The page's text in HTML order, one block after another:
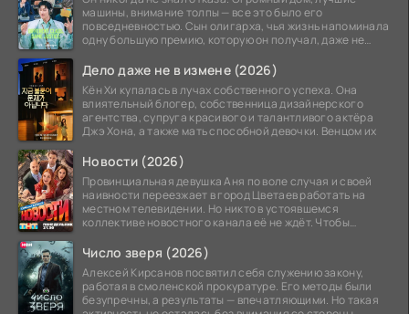
машины, внимание толпы — все это было его
повседневностью. Сын олигарха, чья жизнь напоминала
одну большую премию, которую он получал, даже не
Дело даже не в измене (2026)
Кён Хи купалась в лучах собственного успеха. Она
влиятельный блогер, собственница дизайнерского
агентства, супруга красивого и талантливого актёра
Джэ Хона, а также мать способной девочки. Венцом их
Новости (2026)
Провинциальная девушка Аня по воле случая и своей
наивности переезжает в город Цветаев работать на
местном телевидении. Но никто в устоявшемся
коллективе новостного канала её не ждёт. Чтобы
Число зверя (2026)
Алексей Кирсанов посвятил себя служению закону,
работая в смоленской прокуратуре. Его методы были
безупречны, а результаты — впечатляющими. Но такая